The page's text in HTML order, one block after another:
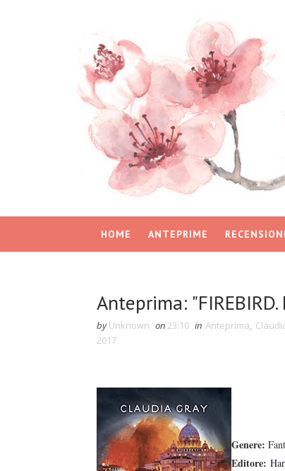
HOME ANTEPRIME RECENSIONI
Anteprima:
by Unknown on23:10 in Anteprima,
2017
Genere:
Editore: